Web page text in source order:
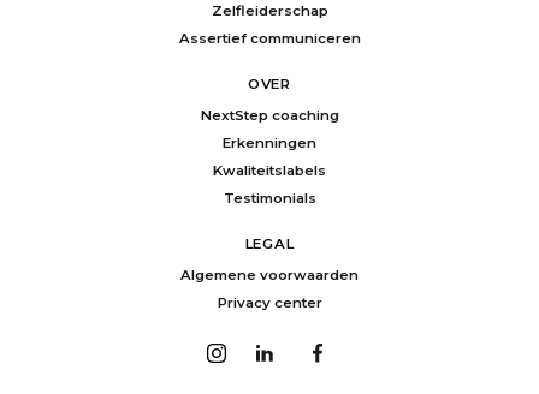
Zelfleiderschap
Assertief communiceren
OVER
NextStep coaching
Erkenningen
Kwaliteitslabels
Testimonials
LEGAL
Algemene voorwaarden
Privacy center